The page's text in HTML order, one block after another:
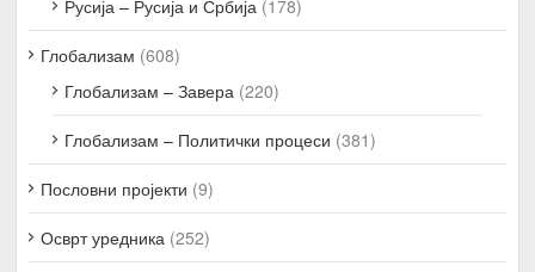
Русија – Русија и Србија (178)
Глобализам (608)
Глобализам – Завера (220)
Глобализам – Политички процеси (381)
Пословни пројекти (9)
Осврт уредника (252)